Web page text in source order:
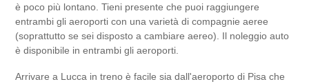
è poco più lontano. Tieni presente che puoi raggiungere
entrambi gli aeroporti con una varietà di compagnie aeree
(soprattutto se sei disposto a cambiare aereo). Il noleggio auto
è disponibile in entrambi gli aeroporti.
Arrivare a Lucca in treno è facile sia dall'aeroporto di Pisa che